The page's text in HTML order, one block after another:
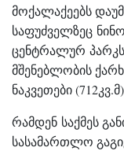
მოქალაქეებს
საფუძველზეც
ცენტრალურ
მშენებლობის
ნაკვეთები
რამდენ საქმეს
სასამართლო